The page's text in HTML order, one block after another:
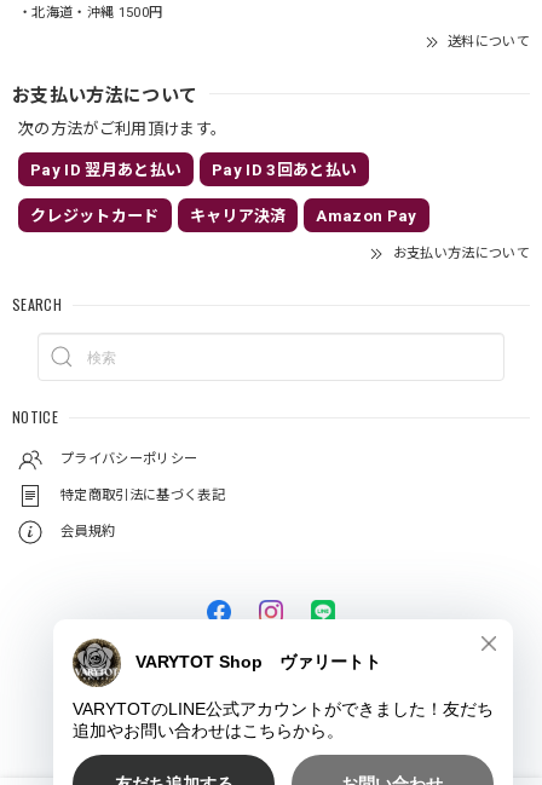
・北海道・沖縄 1500円
送料について
お支払い方法について
次の方法がご利用頂けます。
Pay ID 翌月あと払い Pay ID 3回あと払い
クレジットカード キャリア決済 Amazon Pay
お支払い方法について
SEARCH
NOTICE
プライバシーポリシー
特定商取引法に基づく表記
会員規約